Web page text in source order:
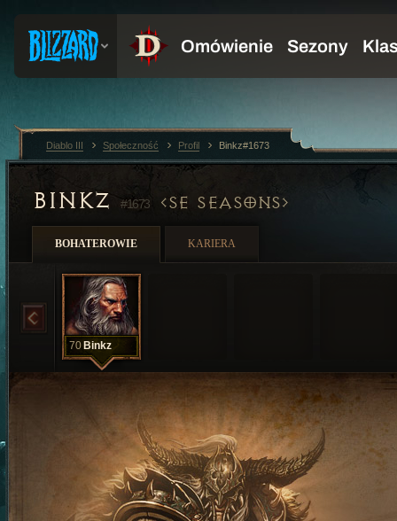
BINKZ #1673 SE SEASONS
BOHATEROWIE KARIERA
70 Binkz
Diablo III Społeczność Profil Binkz#1673